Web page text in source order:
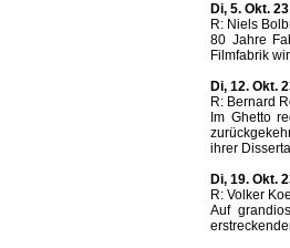
Di, 5. Okt.
R: Niels
80 Jahre
Filmfabrik
Di, 12. Okt.
R: Bernard
Im Ghetto
ihrer
Di, 19. Okt.
R: Volker
Auf